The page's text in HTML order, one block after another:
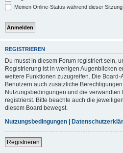
Meinen Online-Status während dieser
REGISTRIEREN
Du musst in diesem Forum registriert sein,
Registrierung ist in wenigen Augenblicken
weitere Funktionen zuzugreifen. Die
Benutzern auch zusätzliche
Nutzungsbedingungen und die verwandten
registrierst. Bitte beachte auch die
diesem Board bewegst.
Nutzungsbedingungen |
Registrieren